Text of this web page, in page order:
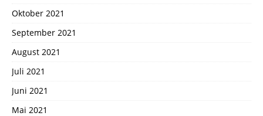
Oktober 2021
September 2021
August 2021
Juli 2021
Juni 2021
Mai 2021